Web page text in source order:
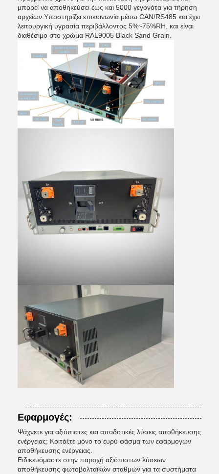
μπορεί να αποθηκεύσει έως και 5000 γεγονότα για τήρηση
αρχείων.Υποστηρίζει επικοινωνία μέσω CAN/RS485 και έχει
λειτουργική υγρασία περιβάλλοντος 5%~75%RH, και είναι
διαθέσιμο στο χρώμα RAL9005 Black Sand Grain.
Εφαρμογές:
Ψάχνετε για αξιόπιστες και αποδοτικές λύσεις αποθήκευσης
ενέργειας; Κοιτάξτε μόνο το ευρύ φάσμα των εφαρμογών
αποθήκευσης ενέργειας.
Ειδικευόμαστε στην παροχή αξιόπιστων λύσεων
αποθήκευσης φωτοβολταϊκών σταθμών για τα συστήματα